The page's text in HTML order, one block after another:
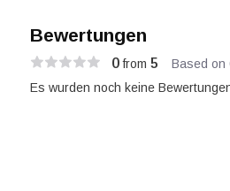
Bewertungen
0from 5
Based on
Es wurden noch keine